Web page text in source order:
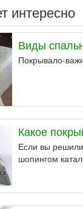
интересно
Виды
Покрывало-
Какое
Если вы
шопингом